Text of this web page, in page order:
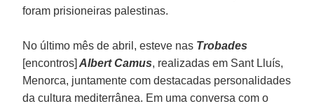
foram prisioneiras palestinas.
No último mês de abril, esteve nas Trobades
[encontros] Albert Camus, realizadas em Sant Lluís,
Menorca, juntamente com destacadas personalidades
da cultura mediterrânea. Em uma conversa com o